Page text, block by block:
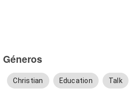
Géneros
Christian Education Talk